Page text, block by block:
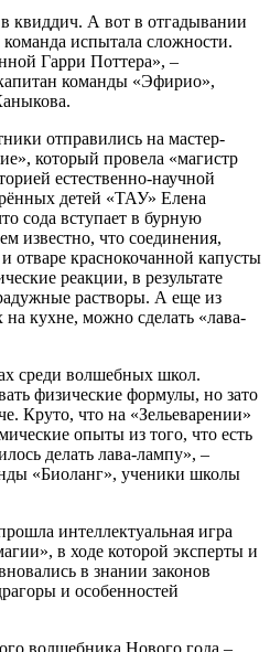
квиддич. А вот в отгадывании
испытала сложности.
Гарри Поттера», –
команды «Эфирио»,
отправились на мастер-
который провела «магистр
естественно-научной
детей «ТАУ» Елена
сода вступает в бурную
известно, что соединения,
отваре краснокочанной капусты
реакции, в результате
растворы. А еще из
на кухне, можно сделать «лава-
среди волшебных школ.
физические формулы, но зато
Круто, что на «Зельеварении»
опыты из того, что есть
делать лава-лампу», –
«Биоланг», ученики школы
интеллектуальная игра
в ходе которой эксперты и
в знании законов
и особенностей
волшебника Нового года –